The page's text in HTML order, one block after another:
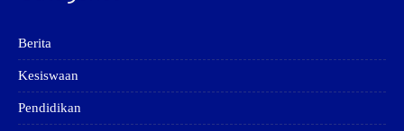
Berita
Kesiswaan
Pendidikan